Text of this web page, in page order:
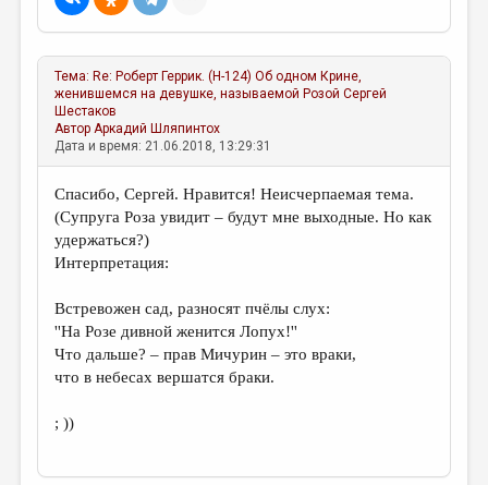
МАЛАЯ ПРОЗА
ЛИТЕРАТУРОВЕДЕНИЕ
КУЛЬТУРОВЕДЕНИЕ
ПУБЛИЦИСТИКА
РЕЦЕНЗИРОВАНИЕ
ЦИКЛЫ ПУБЛИКАЦИЙ
ТРЕДИАКОВСКИЙ
МЕДИА
ВКОНТАКТЕ
Тема: Re: Роберт Геррик. (Н-124) Об одном Крине,
женившемся на девушке, называемой РозойСергей
Шестаков
АвторАркадий Шляпинтох
Дата и время: 21.06.2018, 13:29:31
Спасибо, Сергей. Нравится! Неисчерпаемая тема.
(Супруга Роза увидит – будут мне выходные. Но как
удержаться?)
Интерпретация:
Встревожен сад, разносят пчёлы слух:
''На Розе дивной женится Лопух!''
Что дальше? – прав Мичурин – это враки,
что в небесах вершатся браки.
; ))